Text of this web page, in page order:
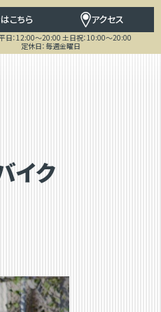
こちら アクセス
日：12:00～20:00 土日祝：10:00～20:00
定休日：毎週金曜日
イク